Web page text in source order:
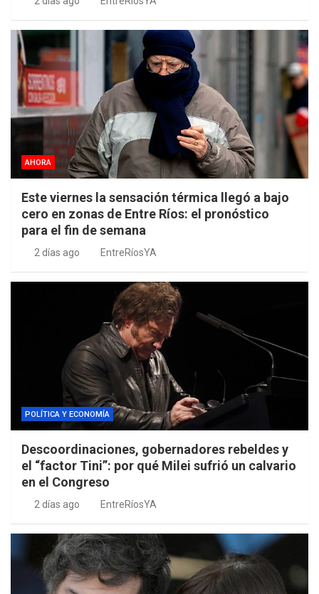
AHORA
Este viernes la sensación térmica llegó a bajo
cero en zonas de Entre Ríos: el pronóstico
para el fin de semana
2 días ago EntreRíosYA
POLÍTICA Y ECONOMÍA
Descoordinaciones, gobernadores rebeldes y
el “factor Tini”: por qué Milei sufrió un calvario
en el Congreso
2 días ago EntreRíosYA